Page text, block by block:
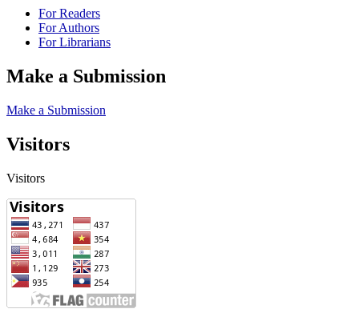
For Readers
For Authors
For Librarians
Make a Submission
Make a Submission
Visitors
Visitors